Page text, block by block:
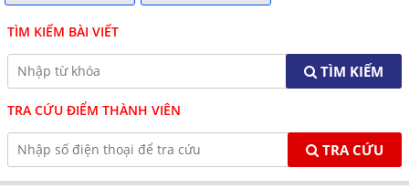
TÌM KIẾM BÀI VIẾT
TÌM KIẾM
TRA CỨU ĐIỂM THÀNH VIÊN
TRA CỨU